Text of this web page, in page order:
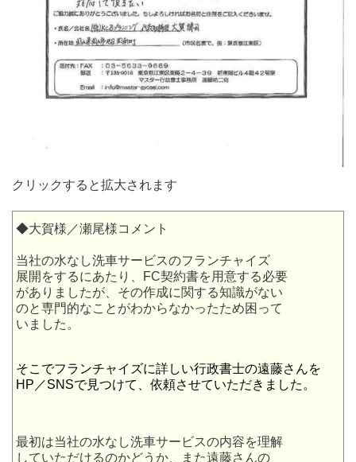
クリックすると拡大されます
◆大賀様／瀬尾様コメント
当社の水なし洗車サービスのフランチャイズ
展開をするにあたり、FC契約書を用意する必要
がありましたが、その作成に関する知識がない
のと専門的なことがわからなかったため困って
いました。
そこでフランチャイズに詳しい行政書士の遠藤さんを
HP／SNSで見つけて、依頼させていただきました。
最初は当社の水なし洗車サービスの内容を理解
していただけるのかどうか、また遠藤さんの